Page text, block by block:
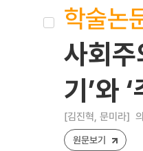
학술논
사회
기’와
[김진혁, 문미라]
원문보기